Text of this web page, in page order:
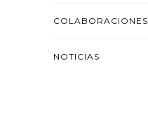
COLABORACIONES
NOTICIAS